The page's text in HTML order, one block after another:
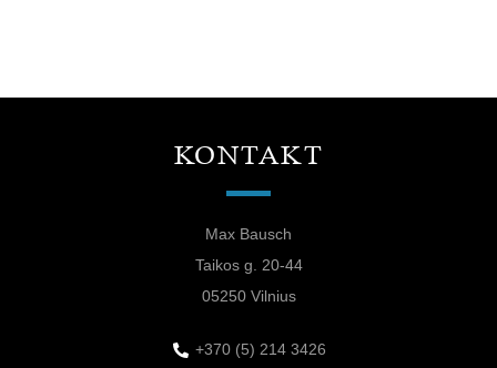
KONTAKT
Max Bausch
Taikos g. 20-44
05250 Vilnius
+370 (5) 214 3426